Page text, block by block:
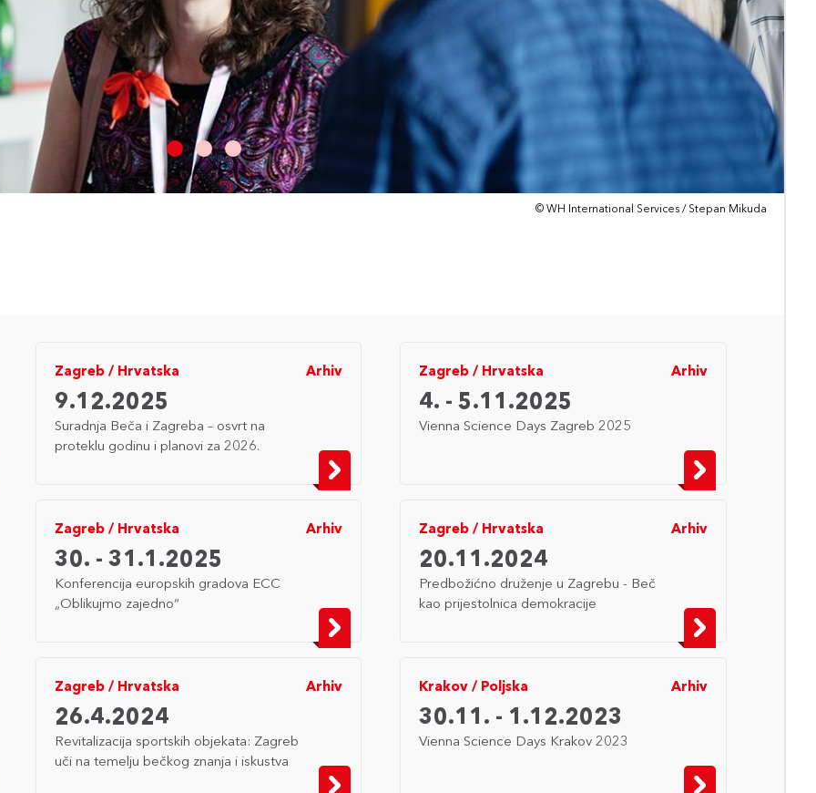
© WH International Services / Stepan Mikuda
Zagreb/ Hrvatska Arhiv
9.12.2025
Suradnja Beča i Zagreba – osvrt na
proteklu godinu i planovi za 2026.
Zagreb / Hrvatska Arhiv
4. - 5.11.2025
Vienna Science Days Zagreb 2025
Zagreb/ Hrvatska Arhiv
30. - 31.1.2025
Konferencija europskih gradova ECC
„Oblikujmo zajedno“
Zagreb / Hrvatska Arhiv
20.11.2024
Predbožićno druženje u Zagrebu - Beč
kao prijestolnica demokracije
Zagreb/ Hrvatska Arhiv
26.4.2024
Revitalizacija sportskih objekata: Zagreb
uči na temelju bečkog znanja i iskustva
Krakov / Poljska Arhiv
30.11. - 1.12.2023
Vienna Science Days Krakov 2023